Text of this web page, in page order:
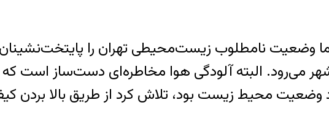
اما وضعیت نامطلوب زیست‌محیطی تهران را
می‌رود. البته آلودگی هوا مخاطره‌ای دست‌ساز است
محیط زیست بود، تلاش کرد از طریق بالا